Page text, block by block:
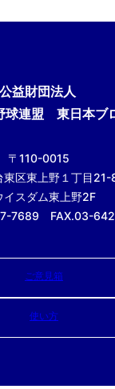
公益財団法人
球連盟 東日本ブ
〒110-0015
東区東上野１丁目
イスダム東上野2F
7689 FAX.03-
ご意見箱
使い方